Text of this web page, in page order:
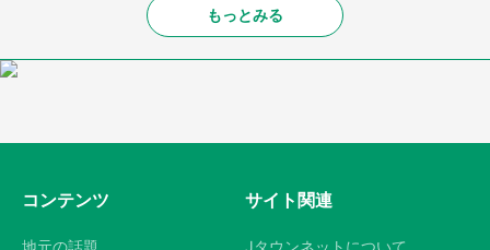
もっとみる
コンテンツ
地元の話題
サイト関連
Jタウンネットについて